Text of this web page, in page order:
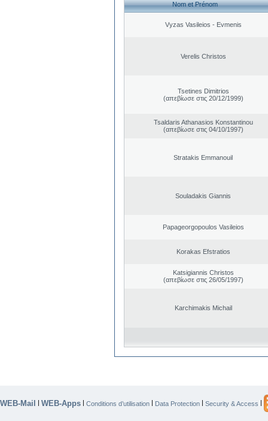
Nom et Prénom
Vyzas Vasileios - Evmenis
Verelis Christos
Tsetines Dimitrios
(απεβίωσε στις 20/12/1999)
Tsaldaris Athanasios Konstantinou
(απεβίωσε στις 04/10/1997)
Stratakis Emmanouil
Souladakis Giannis
Papageorgopoulos Vasileios
Korakas Efstratios
Katsigiannis Christos
(απεβίωσε στις 26/05/1997)
Karchimakis Michail
WEB-Mail | WEB-Apps | Conditions d’utilisation | Data Protection | Security & Access |